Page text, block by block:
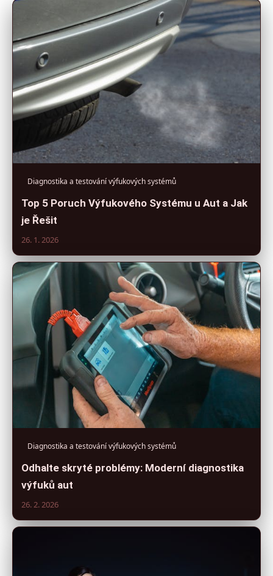
Diagnostika a testování výfukových systémů
Top 5 Poruch Výfukového Systému u Aut a Jak
je Řešit
26. 1. 2026
Diagnostika a testování výfukových systémů
Odhalte skryté problémy: Moderní diagnostika
výfuků aut
26. 2. 2026